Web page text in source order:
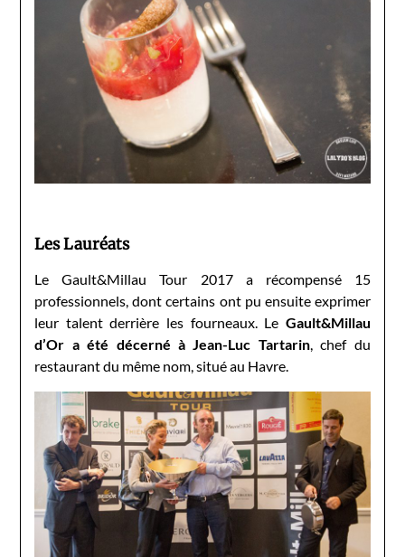
Les Lauréats
Le Gault&Millau Tour 2017 a récompensé 15
professionnels, dont certains ont pu ensuite exprimer
leur talent derrière les fourneaux. Le Gault&Millau
d’Or a été décerné à Jean-Luc Tartarin, chef du
restaurant du même nom, situé au Havre.